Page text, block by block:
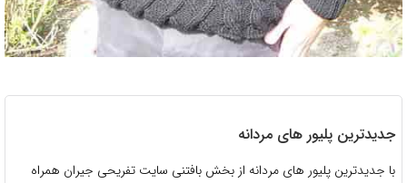
جدیدترین پلیور های مردانه
با جدیدترین پلیور های مردانه از بخش بافتنی سایت تفریحی جیران همراه